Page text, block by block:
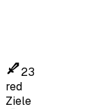
23
red
Ziele